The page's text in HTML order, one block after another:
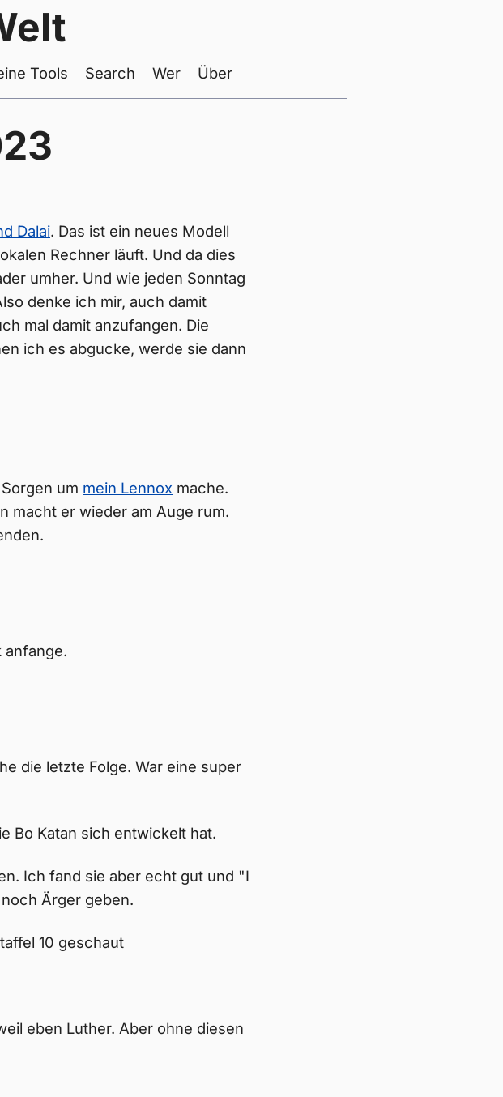
Tools Search Wer Über
Dalai. Das ist ein neues Modell
Rechner läuft. Und da dies
umher. Und wie jeden Sonntag
denke ich mir, auch damit
mal damit anzufangen. Die
ich es abgucke, werde sie dann
um mein Lennox mache.
macht er wieder am Auge rum.
anfange.
die letzte Folge. War eine super
Bo Katan sich entwickelt hat.
Ich fand sie aber echt gut und "I
Ärger geben.
10 geschaut
eben Luther. Aber ohne diesen